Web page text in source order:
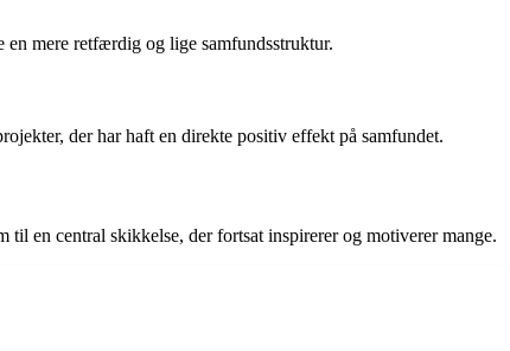
en mere retfærdig og lige samfundsstruktur.
der har haft en direkte positiv effekt på samfundet.
en central skikkelse, der fortsat inspirerer og motiverer mange.